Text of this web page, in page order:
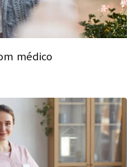
médico